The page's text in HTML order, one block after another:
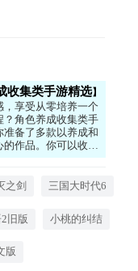
收集类手游精选
，享受从零培养一个
？角色养成收集类手
准备了多款以养成和
的作品。你可以收养
，与兽耳少年少女建
游戏的重点在于日常
画风精美，剧情温
。
之剑 三国大时代6
旧版 小桃的纠结
版